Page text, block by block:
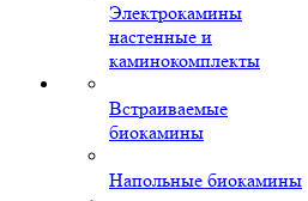
Электрокамины
настенные и
каминокомплекты
Встраиваемые
биокамины
Напольные биокамины